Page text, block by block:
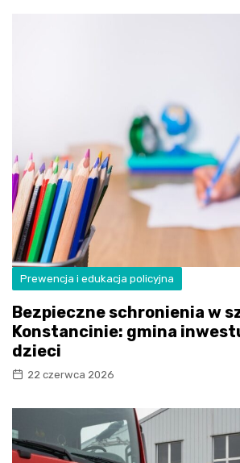
Prewencja i edukacja policyjna
Bezpieczne schronienia w
Konstancinie: gmina
dzieci
22 czerwca 2026